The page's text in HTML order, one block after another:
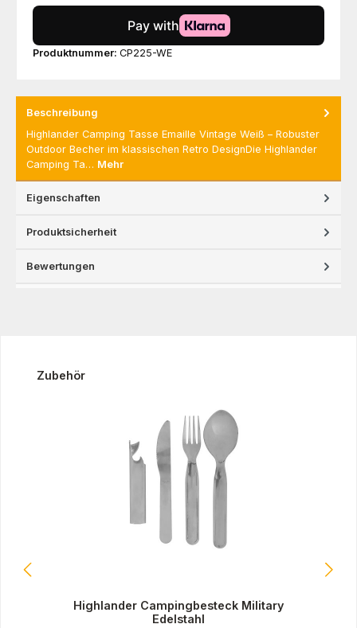
Produktnummer: CP225-WE
Beschreibung
Highlander Camping Tasse Emaille Vintage Weiß – Robuster
Outdoor Becher im klassischen Retro DesignDie Highlander
Camping Ta… Mehr
Eigenschaften
Produktsicherheit
Bewertungen
Produktgalerie überspringen
Zubehör
Highlander Campingbesteck Military
Edelstahl